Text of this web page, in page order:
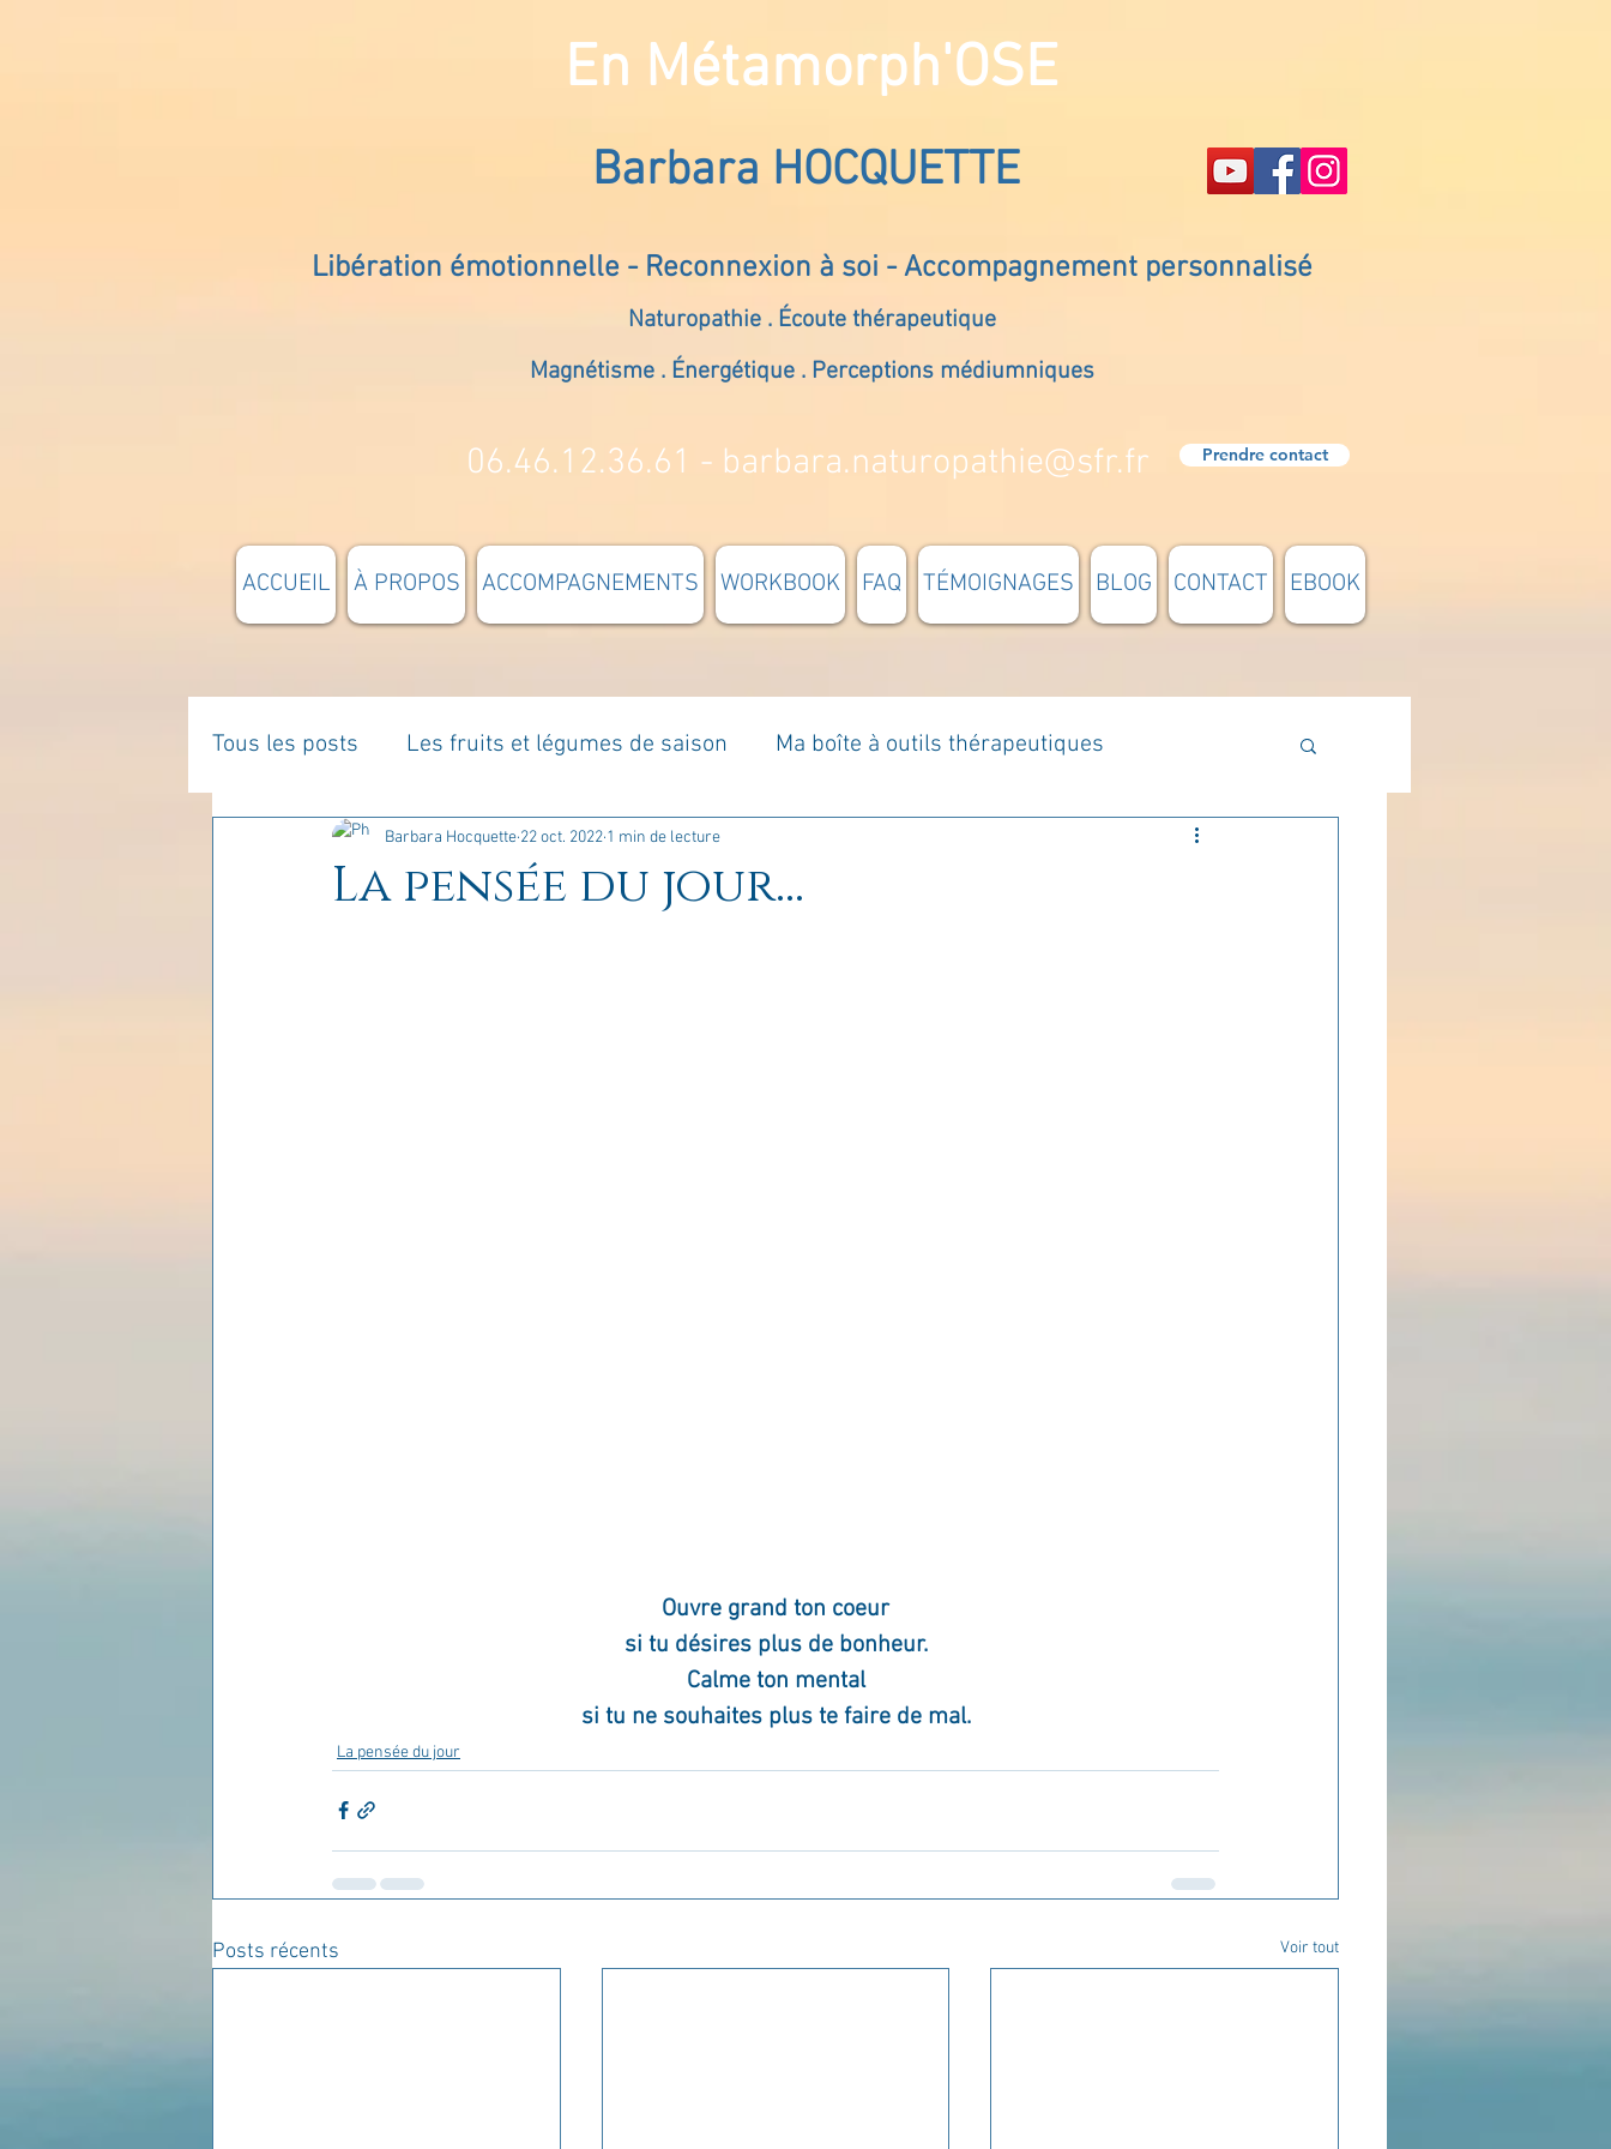
En Métamorph'OSE
Barbara HOCQUETTE
Libération émotionnelle - Reconnexion à soi - Accompagnement personnalisé
Naturopathie . Écoute thérapeutique
Magnétisme . Énergétique . Perceptions médiumniques
06.46.12.36.61 - barbara.naturopathie@sfr.fr Prendre contact
ACCUEIL À PROPOS ACCOMPAGNEMENTS WORKBOOK FAQ TÉMOIGNAGES BLOG CONTACT EBOOK
Tous les posts Les fruits et légumes de saison Ma boîte à outils thérapeutiques
La parentalité De vous à moi... Rome : voyage Méthodologie
La pensée du jour...
Barbara Hocquette 22 oct. 2022 1 min de lecture
Ouvre grand ton coeur
si tu désires plus de bonheur.
Calme ton mental
si tu ne souhaites plus te faire de mal.
La pensée du jour
Posts récents Voir tout